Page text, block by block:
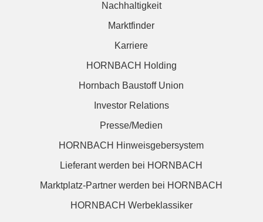
Nachhaltigkeit
Marktfinder
Karriere
HORNBACH Holding
Hornbach Baustoff Union
Investor Relations
Presse/Medien
HORNBACH Hinweisgebersystem
Lieferant werden bei HORNBACH
Marktplatz-Partner werden bei HORNBACH
HORNBACH Werbeklassiker